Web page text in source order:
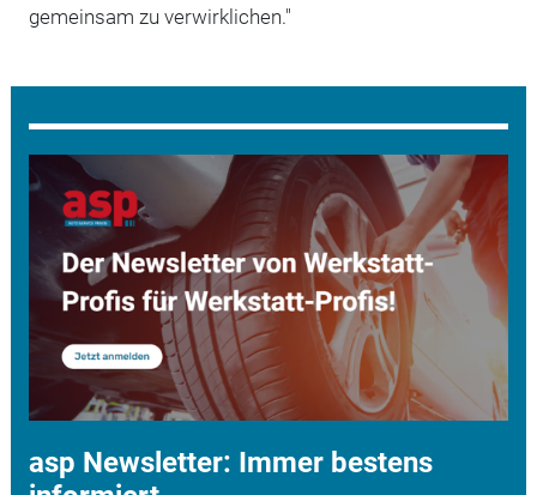
gemeinsam zu verwirklichen."
asp Newsletter: Immer bestens